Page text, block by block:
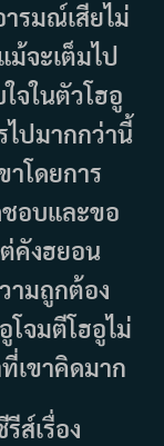
รมณ์เสียไม่
จะเต็มไป
จในตัวโฮอู
ไปมากกว่านี้
าโดยการ
อบและขอ
คังฮยอน
ามถูกต้อง
โจมตีโฮอูไม่
ที่เขาคิดมาก
ส์เรื่อง